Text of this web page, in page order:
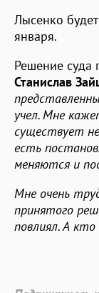
Лысенко
января.
Решение суда
Станислав
учел. Мне
существует
есть
меняются и
Мне очень
принятого
повлиял. А